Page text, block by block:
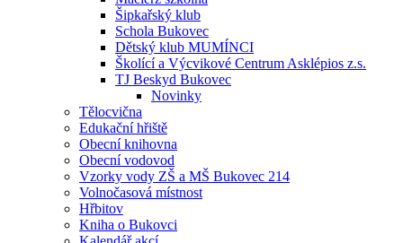
Šipkařský klub
Schola Bukovec
Dětský klub MUMÍNCI
Školící a Výcvikové Centrum Asklépios z.s.
TJ Beskyd Bukovec
Novinky
Tělocvična
Edukační hřiště
Obecní knihovna
Obecní vodovod
Vzorky vody ZŠ a MŠ Bukovec 214
Volnočasová místnost
Hřbitov
Kniha o Bukovci